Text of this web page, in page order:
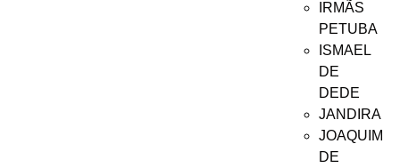
IRMÃS
PETUBA
ISMAEL
DE
DEDE
JANDIRA
JOAQUIM
DE